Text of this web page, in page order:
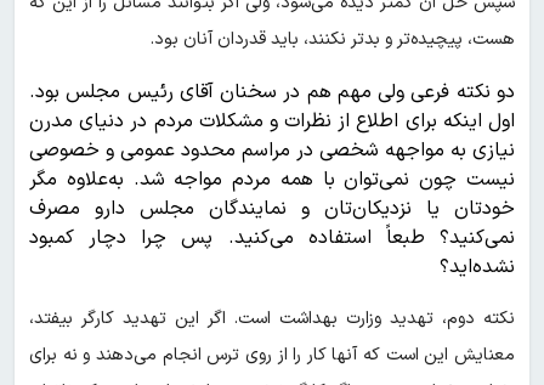
هست، پیچیده‌تر و بدتر نکنند، باید قدردان آنان بود.
دو نکته فرعی ولی مهم هم در سخنان آقای رئیس مجلس بود.
اول اینکه برای اطلاع از نظرات و مشکلات مردم در دنیای مدرن
نیازی به مواجهه شخصی در مراسم محدود عمومی و خصوصی
نیست چون نمی‌توان با همه مردم مواجه شد. به‌علاوه مگر
خودتان یا نزدیکان‌تان و نمایندگان مجلس دارو مصرف
نمی‌کنید؟ طبعاً استفاده می‌کنید. پس چرا دچار کمبود
نشده‌اید؟
نکته دوم، تهدید وزارت بهداشت است. اگر این تهدید کارگر بیفتد،
معنایش این است که آنها کار را از روی ترس انجام می‌دهند و نه برای